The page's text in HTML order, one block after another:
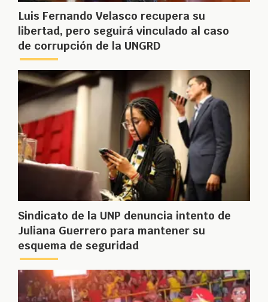
Luis Fernando Velasco recupera su
libertad, pero seguirá vinculado al caso
de corrupción de la UNGRD
Sindicato de la UNP denuncia intento de
Juliana Guerrero para mantener su
esquema de seguridad